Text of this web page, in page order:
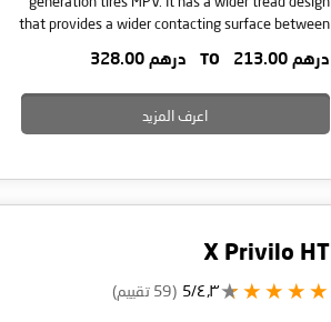
that provides a wider contacting surface between
feature has improved the anti-wear performance.
Additionally, the Transporter RF09 tire delivers a
long-lasting tread life.
درهم 213.00 درهم 328.00
اعرف المزيد
X Privilo HT
٤٫٣/5 (59 تقييم)